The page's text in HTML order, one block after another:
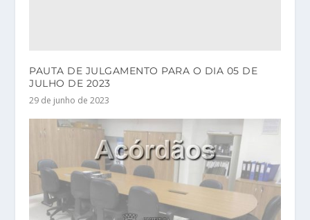
PAUTA DE JULGAMENTO PARA O DIA 05 DE
JULHO DE 2023
29 de junho de 2023